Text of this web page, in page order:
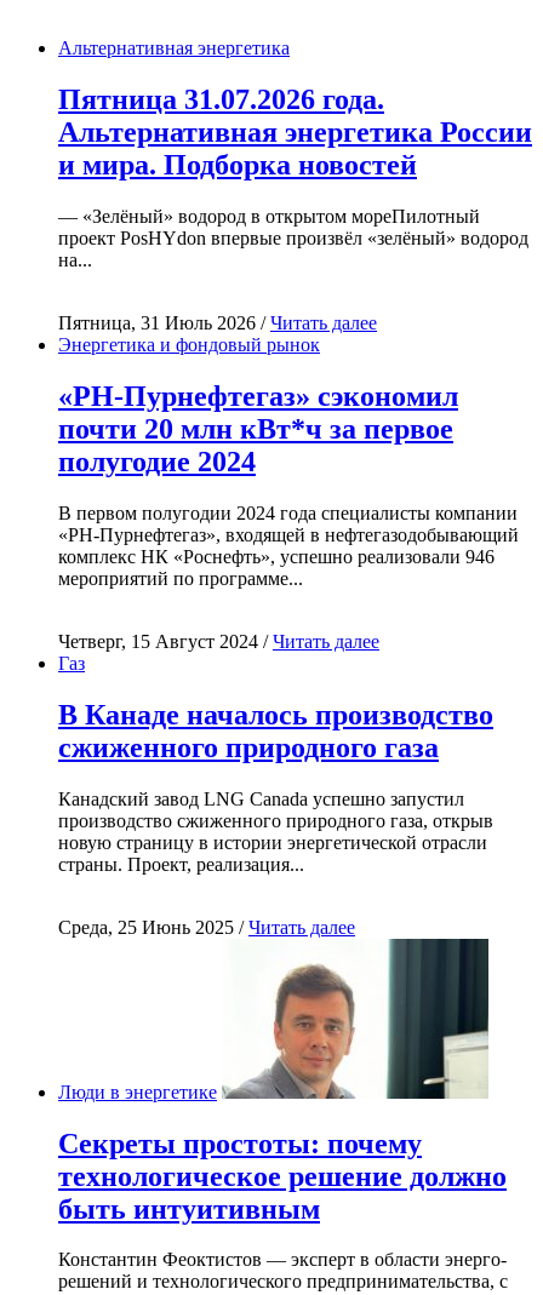
Альтернативная энергетика
Пятница 31.07.2026 года.
Альтернативная энергетика России
и мира. Подборка новостей
— «Зелёный» водород в открытом мореПилотный
проект PosHYdon впервые произвёл «зелёный» водород
на...
Пятница, 31 Июль 2026 /Читать далее
Энергетика и фондовый рынок
«РН-Пурнефтегаз» сэкономил
почти 20 млн кВт*ч за первое
полугодие 2024
В первом полугодии 2024 года специалисты компании
«РН-Пурнефтегаз», входящей в нефтегазодобывающий
комплекс НК «Роснефть», успешно реализовали 946
мероприятий по программе...
Четверг, 15 Август 2024 /Читать далее
Газ
В Канаде началось производство
сжиженного природного газа
Канадский завод LNG Canada успешно запустил
производство сжиженного природного газа, открыв
новую страницу в истории энергетической отрасли
страны. Проект, реализация...
Среда, 25 Июнь 2025 /Читать далее
Люди в энергетике
Секреты простоты: почему
технологическое решение должно
быть интуитивным
Константин Феоктистов — эксперт в области энерго-
решений и технологического предпринимательства, с